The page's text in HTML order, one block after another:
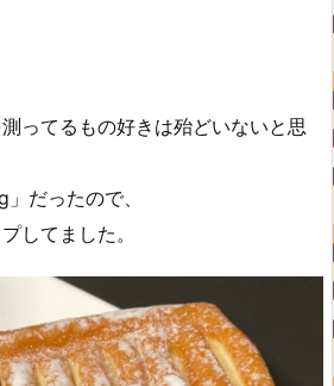
ってるもの好きは殆どいないと思
だったので、
してました。